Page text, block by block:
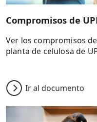
Compromisos de
Ver los compromisos
planta de celulosa de
Ir al documento